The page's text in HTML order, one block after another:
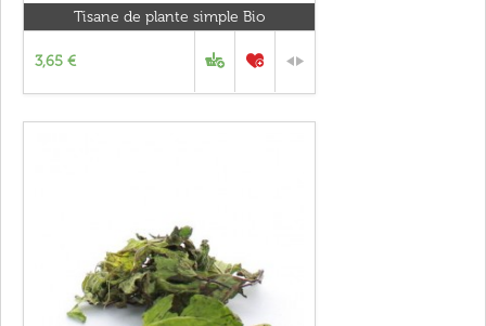
Tisane de plante simple Bio
3,65 €